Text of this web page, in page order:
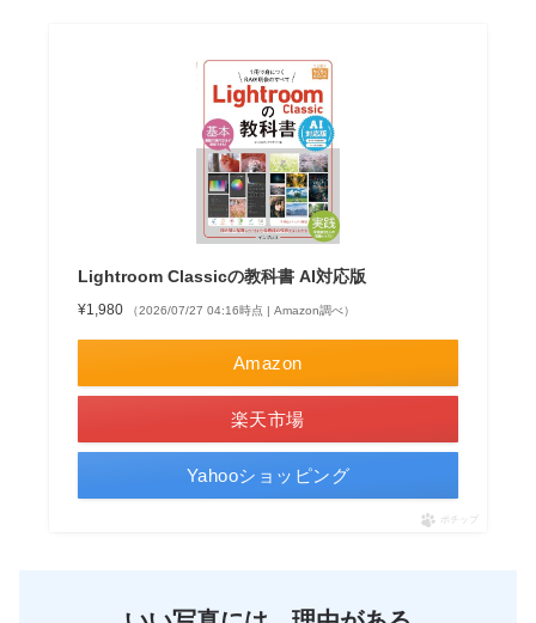
Lightroom Classicの教科書 AI対応版
¥1,980 （2026/07/27 04:16時点 | Amazon調べ）
Amazon
楽天市場
Yahooショッピング
ポチップ